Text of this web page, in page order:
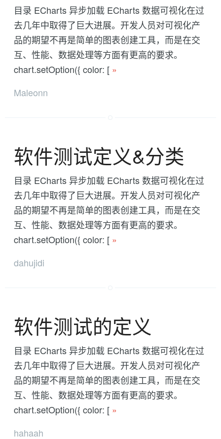
目录 ECharts 异步加载 ECharts 数据可视化在过
去几年中取得了巨大进展。开发人员对可视化产
品的期望不再是简单的图表创建工具，而是在交
互、性能、数据处理等方面有更高的要求。
chart.setOption({ color: [ »
Maleonn
软件测试定义&分类
目录 ECharts 异步加载 ECharts 数据可视化在过
去几年中取得了巨大进展。开发人员对可视化产
品的期望不再是简单的图表创建工具，而是在交
互、性能、数据处理等方面有更高的要求。
chart.setOption({ color: [ »
dahujidi
软件测试的定义
目录 ECharts 异步加载 ECharts 数据可视化在过
去几年中取得了巨大进展。开发人员对可视化产
品的期望不再是简单的图表创建工具，而是在交
互、性能、数据处理等方面有更高的要求。
chart.setOption({ color: [ »
hahaah